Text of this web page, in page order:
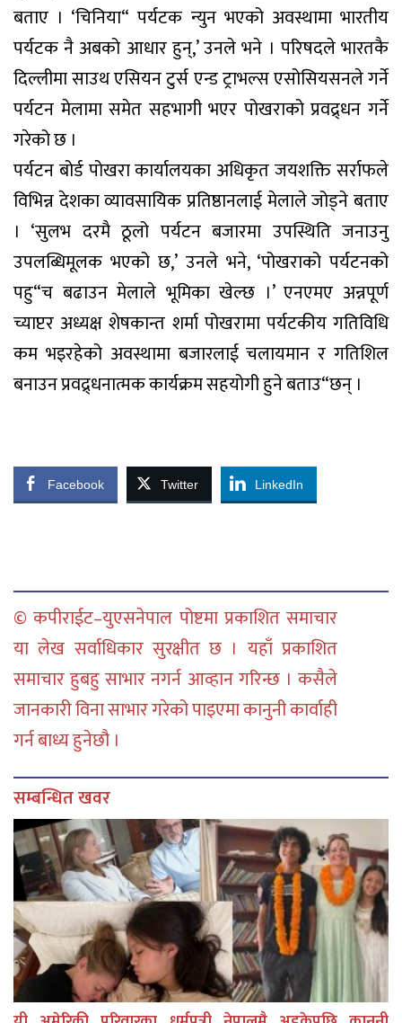
बताए । ‘चिनिया“ पर्यटक न्युन भएको अवस्थामा भारतीय
पर्यटक नै अबको आधार हुन्,’ उनले भने । परिषदले भारतकै
दिल्लीमा साउथ एसियन टुर्स एन्ड ट्राभल्स एसोसियसनले गर्ने
पर्यटन मेलामा समेत सहभागी भएर पोखराको प्रवद्र्धन गर्ने
गरेको छ ।
पर्यटन बोर्ड पोखरा कार्यालयका अधिकृत जयशक्ति सर्राफले
विभिन्न देशका व्यावसायिक प्रतिष्ठानलाई मेलाले जोड्ने बताए
। ‘सुलभ दरमै ठूलो पर्यटन बजारमा उपस्थिति जनाउनु
उपलब्धिमूलक भएको छ,’ उनले भने, ‘पोखराको पर्यटनको
पहु“च बढाउन मेलाले भूमिका खेल्छ ।’ एनएमए अन्नपूर्ण
च्याप्टर अध्यक्ष शेषकान्त शर्मा पोखरामा पर्यटकीय गतिविधि
कम भइरहेको अवस्थामा बजारलाई चलायमान र गतिशिल
बनाउन प्रवद्र्धनात्मक कार्यक्रम सहयोगी हुने बताउ“छन् ।
Facebook Twitter LinkedIn
© कपीराईट–युएसनेपाल पोष्टमा प्रकाशित समाचार
या लेख सर्वाधिकार सुरक्षीत छ । यहाँ प्रकाशित
समाचार हुबहु साभार नगर्न आव्हान गरिन्छ । कसैले
जानकारी विना साभार गरेको पाइएमा कानुनी कार्वाही
गर्न बाध्य हुनेछौ ।
सम्बन्धित खवर